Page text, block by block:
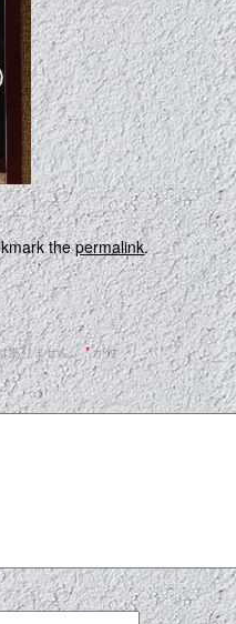
thepermalink.
ありません。*が付